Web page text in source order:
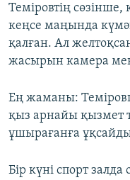
Теміровтің сөзінше,
кеңсе маңында
қалған. Ал
жасырын камера
Ең жаманы:
қыз арнайы қызмет
ұшырағанға
Бір күні спорт